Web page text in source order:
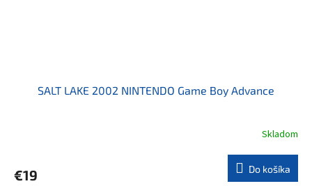
SALT LAKE 2002 NINTENDO Game Boy Advance
Skladom
€19 Do košíka